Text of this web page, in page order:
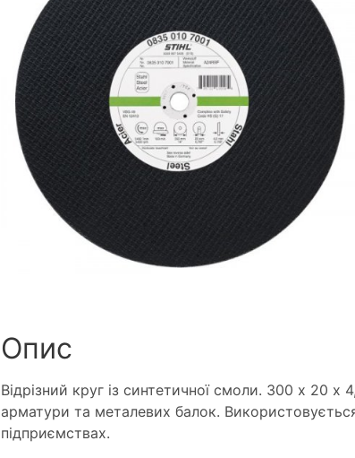
Опис
Відрізний круг із синтетичної смоли. 300 х 20
арматури та металевих балок.
підприємствах.